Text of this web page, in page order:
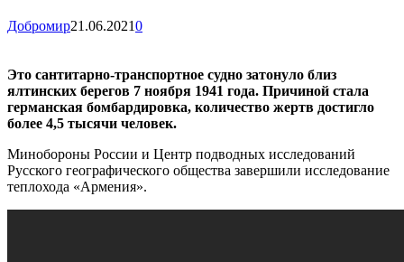
Добромир21.06.20210
Это сантитарно-транспортное судно затонуло близ
ялтинских берегов 7 ноября 1941 года. Причиной стала
германская бомбардировка, количество жертв достигло
более 4,5 тысячи человек.
Минобороны России и Центр подводных исследований
Русского географического общества завершили исследование
теплохода «Армения».